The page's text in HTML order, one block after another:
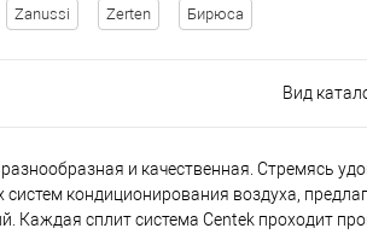
Zanussi Zerten Бирюса
Вид
и качественная. Стремясь
кондиционирования воздуха,
сплит система Centek проходит